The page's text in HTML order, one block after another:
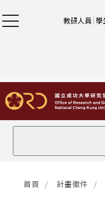
教研人員 學
首頁 計畫徵件